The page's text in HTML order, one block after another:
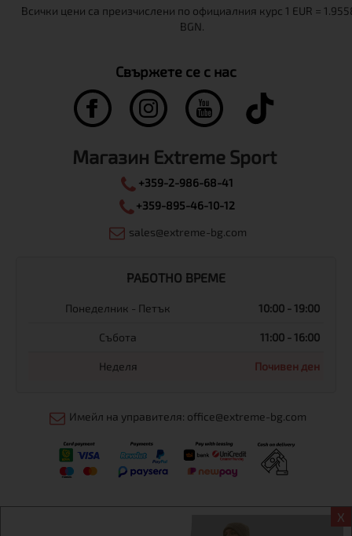
X
Свържете се с нас
Магазин Extreme Sport
+359-2-986-68-41
+359-895-46-10-12
sales@extreme-bg.com
РАБОТНО ВРЕМЕ
Понеделник - Петък 10:00 - 19:00
Събота 11:00 - 16:00
Неделя Почивен ден
Имейл на управителя: office@extreme-bg.com